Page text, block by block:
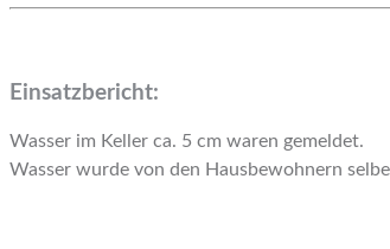
Einsatzbericht:
Wasser im Keller ca. 5 cm waren gemeldet.
Wasser wurde von den Hausbewohnern